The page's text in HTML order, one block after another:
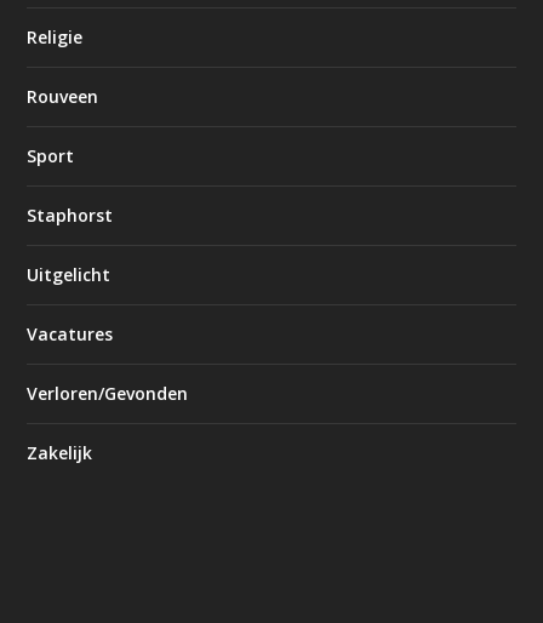
Religie
Rouveen
Sport
Staphorst
Uitgelicht
Vacatures
Verloren/Gevonden
Zakelijk